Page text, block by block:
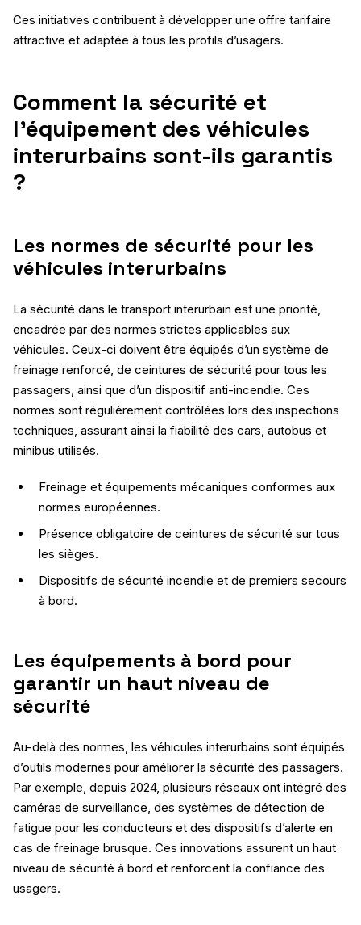
Ces initiatives contribuent à développer une offre tarifaire
attractive et adaptée à tous les profils d’usagers.
Comment la sécurité et
l’équipement des véhicules
interurbains sont-ils garantis
?
Les normes de sécurité pour les
véhicules interurbains
La sécurité dans le transport interurbain est une priorité,
encadrée par des normes strictes applicables aux
véhicules. Ceux-ci doivent être équipés d’un système de
freinage renforcé, de ceintures de sécurité pour tous les
passagers, ainsi que d’un dispositif anti-incendie. Ces
normes sont régulièrement contrôlées lors des inspections
techniques, assurant ainsi la fiabilité des cars, autobus et
minibus utilisés.
Freinage et équipements mécaniques conformes aux
normes européennes.
Présence obligatoire de ceintures de sécurité sur tous
les sièges.
Dispositifs de sécurité incendie et de premiers secours
à bord.
Les équipements à bord pour
garantir un haut niveau de
sécurité
Au-delà des normes, les véhicules interurbains sont équipés
d’outils modernes pour améliorer la sécurité des passagers.
Par exemple, depuis 2024, plusieurs réseaux ont intégré des
caméras de surveillance, des systèmes de détection de
fatigue pour les conducteurs et des dispositifs d’alerte en
cas de freinage brusque. Ces innovations assurent un haut
niveau de sécurité à bord et renforcent la confiance des
usagers.